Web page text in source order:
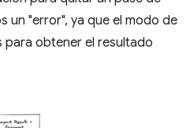
un "error", ya que el modo de
para obtener el resultado